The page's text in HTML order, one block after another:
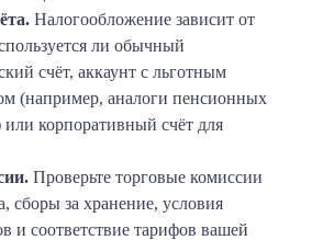
Налогообложение зависит от
ли обычный
счёт, аккаунт с льготным
(например, аналоги пенсионных
или корпоративный счёт для
Проверьте торговые комиссии
сборы за хранение, условия
и соответствие тарифов вашей